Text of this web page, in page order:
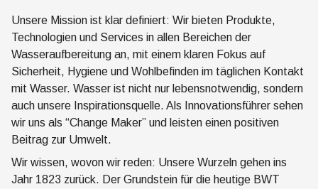
Unsere Mission ist klar definiert: Wir bieten Produkte,
Technologien und Services in allen Bereichen der
Wasseraufbereitung an, mit einem klaren Fokus auf
Sicherheit, Hygiene und Wohlbefinden im täglichen Kontakt
mit Wasser. Wasser ist nicht nur lebensnotwendig, sondern
auch unsere Inspirationsquelle. Als Innovationsführer sehen
wir uns als “Change Maker” und leisten einen positiven
Beitrag zur Umwelt.
Wir wissen, wovon wir reden: Unsere Wurzeln gehen ins
Jahr 1823 zurück. Der Grundstein für die heutige BWT